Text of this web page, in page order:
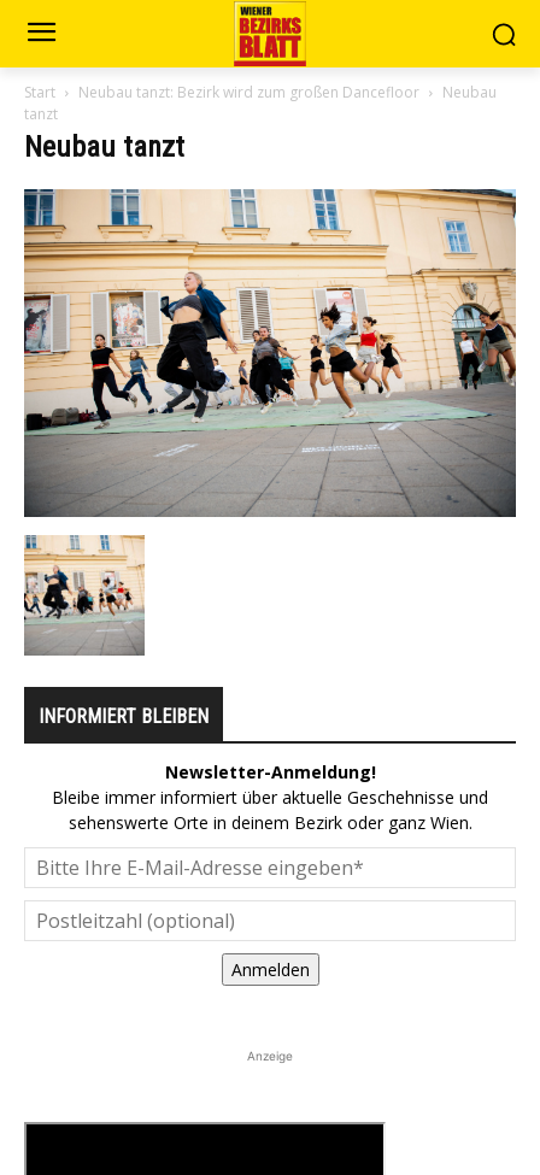
Start Neubau tanzt: Bezirk wird zum großen Dancefloor
Neubau
tanzt
Neubau tanzt
INFORMIERT BLEIBEN
Newsletter-Anmeldung!
Bleibe immer informiert über aktuelle Geschehnisse und
sehenswerte Orte in deinem Bezirk oder ganz Wien.
Anmelden
Anzeige